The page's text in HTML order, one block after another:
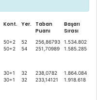
Kont. Yer.
Taban
Puanı
Başarı
Sırası
50+2
50+2
52
54
256,86793
251,70989
1.534.802
1.585.285
30+1
30+1
32
32
238,0782
233,14121
1.864.084
1.918.618